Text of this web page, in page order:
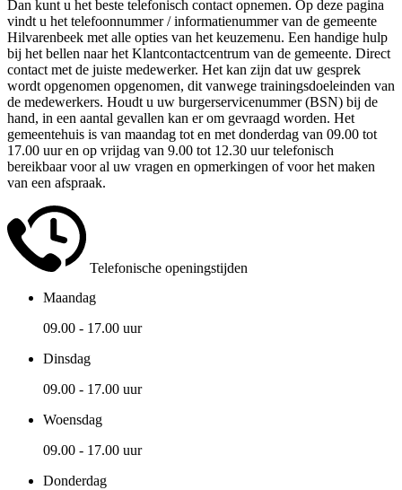
Dan kunt u het beste telefonisch contact opnemen. Op deze pagina
vindt u het telefoonnummer / informatienummer van de gemeente
Hilvarenbeek met alle opties van het keuzemenu. Een handige hulp
bij het bellen naar het Klantcontactcentrum van de gemeente. Direct
contact met de juiste medewerker. Het kan zijn dat uw gesprek
wordt opgenomen opgenomen, dit vanwege trainingsdoeleinden van
de medewerkers. Houdt u uw burgerservicenummer (BSN) bij de
hand, in een aantal gevallen kan er om gevraagd worden. Het
gemeentehuis is van maandag tot en met donderdag van 09.00 tot
17.00 uur en op vrijdag van 9.00 tot 12.30 uur telefonisch
bereikbaar voor al uw vragen en opmerkingen of voor het maken
van een afspraak.
Telefonische openingstijden
Maandag
09.00 - 17.00 uur
Dinsdag
09.00 - 17.00 uur
Woensdag
09.00 - 17.00 uur
Donderdag